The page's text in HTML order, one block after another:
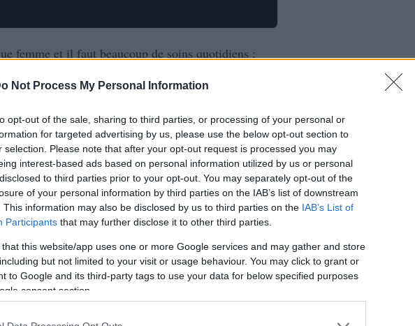
Not Process My Personal Information
opt-out of the sale, sharing to third parties, or processing of your personal or
for targeted advertising by us, please use the below opt-out section to
selection. Please note that after your opt-out request is processed you may
interest-based ads based on personal information utilized by us or personal
to third parties prior to your opt-out. You may separately opt-out of the
of your personal information by third parties on the IAB’s list of downstream
This information may also be disclosed by us to third parties on the IAB’s List of
Participants that may further disclose it to other third parties.
that this website/app uses one or more Google services and may gather and store
but not limited to your visit or usage behaviour. You may click to grant or
to Google and its third-party tags to use your data for below specified purposes
consent section.
femme et il faut beaucoup de soins quotidiens :
bien mouiller les cheveux puis appliquer un